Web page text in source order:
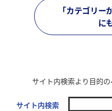
「カテゴリー
に
サイト内検索より目的の
サイト内検索